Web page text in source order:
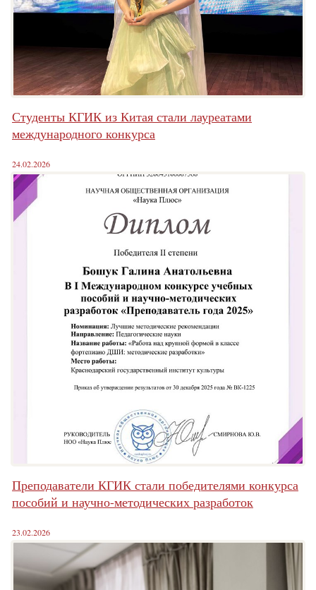
Студенты КГИК из Китая стали лауреатами
международного конкурса
24.02.2026
Преподаватели КГИК стали победителями конкурса
пособий и научно-методических разработок
23.02.2026